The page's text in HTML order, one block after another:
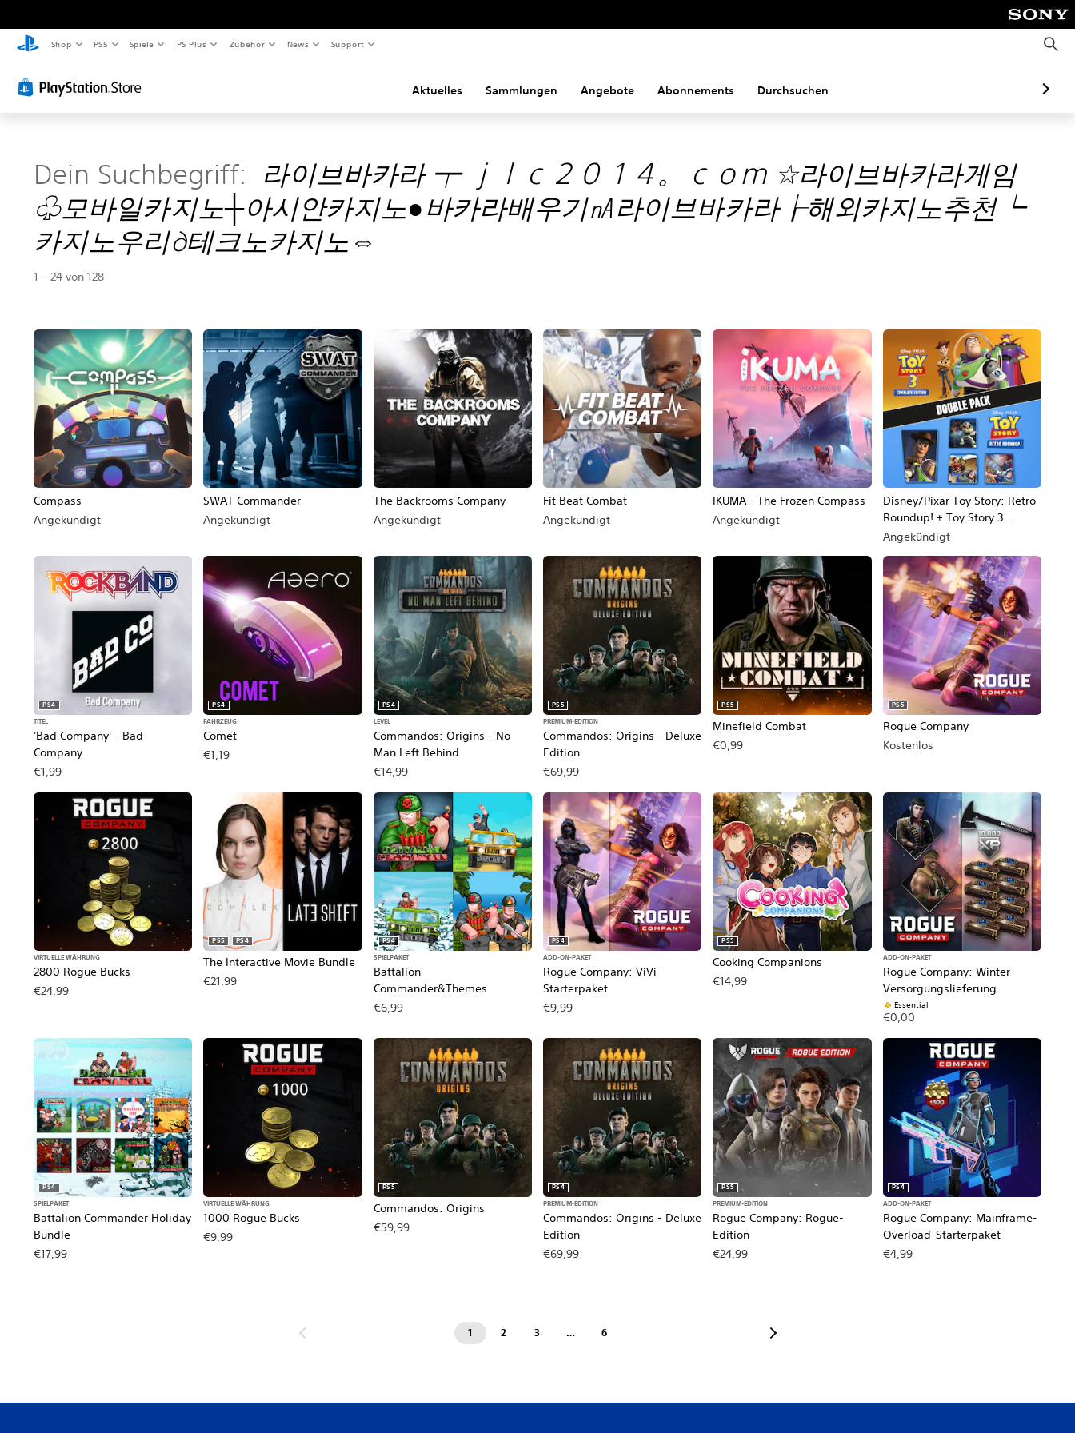
Shop PS5 Spiele PS Plus Zubehör News Support
S
u
e
n
Aktuelles Sammlungen Angebote Abonnements Durchsuchen
Dein Suchbegriff:
라이브바카라 ┯ ｊｌｃ２０１４。ｃｏｍ ☆라이브바카라게임
♧모바일카지노┼아시안카지노●바카라배우기㎁라이브바카라┟해외카지노추천┕
카지노우리∂테크노카지노⇔
1 – 24 von 128
Compass
Angekündigt
SWAT Commander
Angekündigt
The Backrooms Company
Angekündigt
Fit Beat Combat
Angekündigt
IKUMA - The Frozen Compass
Angekündigt
Disney/Pixar Toy Story: Retro
Roundup! + Toy Story 3
Complete Edition Double Pack
Angekündigt
'Bad Company' - Bad
Company
PS4
TITEL
€1,99
Comet
PS4
FAHRZEUG
€1,19
Commandos: Origins - No
Man Left Behind
PS4
LEVEL
€14,99
Commandos: Origins - Deluxe
Edition
PS5
PREMIUM-EDITION
€69,99
Minefield Combat
PS5
€0,99
Rogue Company
PS5
Kostenlos
2800 Rogue Bucks
VIRTUELLE WÄHRUNG
€24,99
The Interactive Movie Bundle
PS5 PS4
€21,99
Battalion
Commander&Themes
PS4
SPIELPAKET
€6,99
Rogue Company: ViVi-
Starterpaket
PS4
ADD-ON-PAKET
€9,99
Cooking Companions
PS5
€14,99
Rogue Company: Winter-
Versorgungslieferung
ADD-ON-PAKET
Essential
€0,00
Battalion Commander Holiday
Bundle
PS4
SPIELPAKET
€17,99
1000 Rogue Bucks
VIRTUELLE WÄHRUNG
€9,99
Commandos: Origins
PS5
€59,99
Commandos: Origins - Deluxe
Edition
PS4
PREMIUM-EDITION
€69,99
Rogue Company: Rogue-
Edition
PS5
PREMIUM-EDITION
€24,99
Rogue Company: Mainframe-
Overload-Starterpaket
PS4
ADD-ON-PAKET
€4,99
1 2 3 … 6